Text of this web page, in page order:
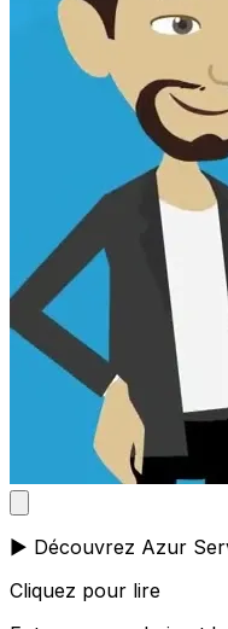
▶️ Découvrez Azur
Cliquez pour lire